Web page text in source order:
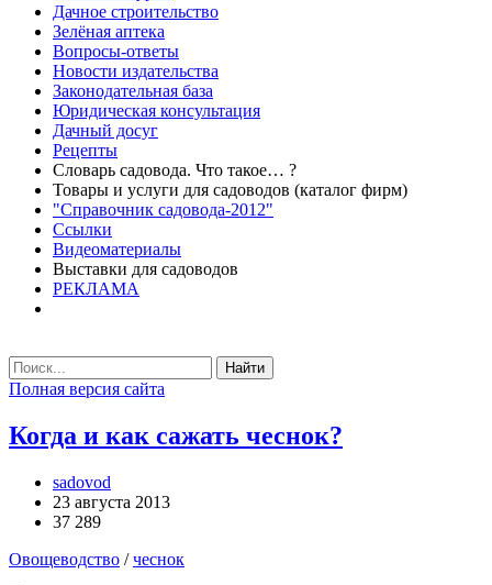
Дачное строительство
Зелёная аптека
Вопросы-ответы
Новости издательства
Законодательная база
Юридическая консультация
Дачный досуг
Рецепты
Словарь садовода. Что такое… ?
Товары и услуги для садоводов (каталог фирм)
"Справочник садовода-2012"
Ссылки
Видеоматериалы
Выставки для садоводов
РЕКЛАМА
Найти
Полная версия сайта
Когда и как сажать чеснок?
sadovod
23 августа 2013
37 289
Овощеводство /чеснок